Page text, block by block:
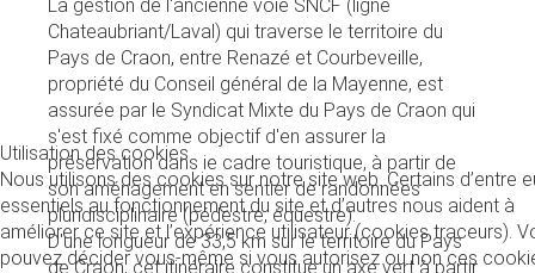
La gestion de l'ancienne voie SNCF (ligne
Chateaubriant/Laval) qui traverse le territoire du
Pays de Craon, entre Renazé et Courbeveille,
propriété du Conseil général de la Mayenne, est
assurée par le Syndicat Mixte du Pays de Craon qui
s'est fixé comme objectif d'en assurer la
préservation dans ie cadre touristique, à partir de
son amé­nagement en sentier de randonnées
pluridisciplinaire (pédestre, équestre).
D'une longueur de 33,5 km sur le territoire du Pays
de Craon, cet itinéraire constitue un axe vert à partir
Utilisation des cookies
Nous utilisons des cookies sur notre site web. Certains d’entre
essentiels au fonctionnement du site et d’autres nous aident à
améliorer ce site et l’expérience utilisateur (cookies traceurs).
pouvez décider vous-même si vous autorisez ou non ces